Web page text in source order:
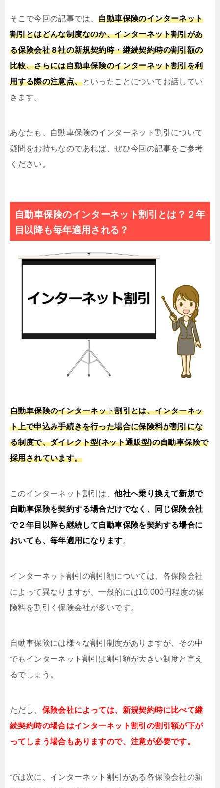
そこで今回の記事では、自動車保険のインターネット
割引とはどんな制度なのか、インターネット割引があ
る保険会社８社の新規契約時・継続契約時の割引額の
比較、さらには自動車保険のインターネット割引を利
用する際の注意点、といったことについてお話してい
きます。
あなたも、自動車保険のインターネット割引について
疑問をお持ちなのであれば、ぜひ今回の記事をご参考
ください。
自動車保険のインターネット割引とは？２年
目以降も毎年適用される？
自動車保険のインターネット割引とは、インターネッ
ト上で申込み手続きを行った場合に保険料が割引にな
る制度で、ダイレクト型(ネット通販型)の自動車保険で
採用されています。
このインターネット割引は、他社へ乗り換えて新規で
自動車保険を契約する場合だけでなく、同じ保険会社
で２年目以降も継続して自動車保険を契約する場合に
おいても、毎年適用になります。
インターネット割引の割引額については、各保険会社
によって異なりますが、一般的には10,000円程度の保
険料を割引く保険会社が多いです。
自動車保険には様々な割引制度がありますが、その中
でもインターネット割引は割引額が大きい制度と言え
るでしょう。
ただし、 保険会社によっては、新規契約時に比べて継
続契約時の場合はインターネット割引の割引額が下が
ってしまう場合もありますので、注意が必要です。
では次に、インターネット割引がある各保険会社の新